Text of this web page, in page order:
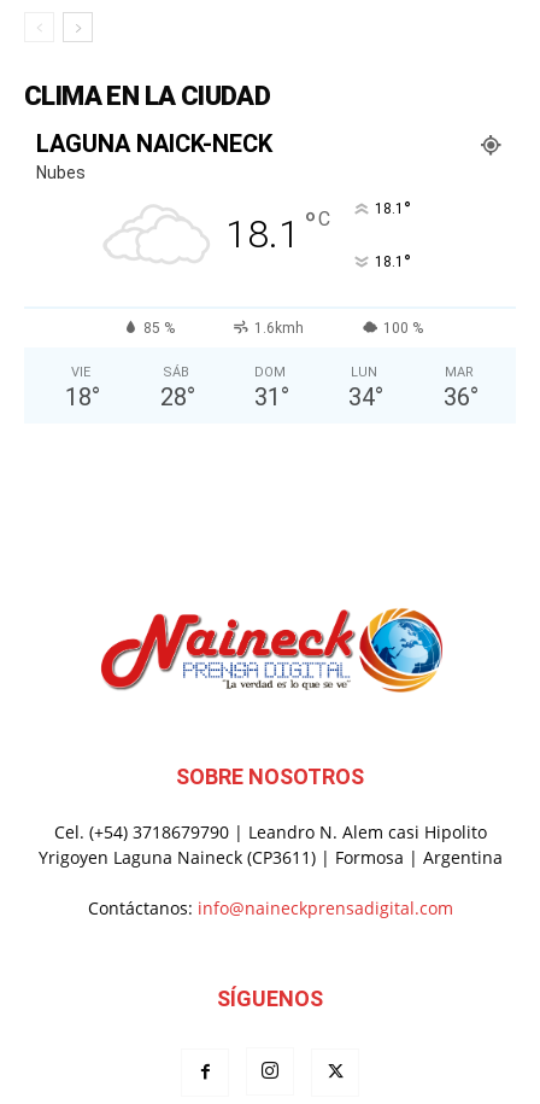
CLIMA EN LA CIUDAD
LAGUNA NAICK-NECK
Nubes
18.1 °C 18.1 °
18.1 °
85 % 1.6kmh 100 %
VIE
18°
SÁB
28°
DOM
31 °
LUN
34°
MAR
36°
SOBRE NOSOTROS
Cel. (+54) 3718679790 | Leandro N. Alem casi Hipolito
Yrigoyen Laguna Naineck (CP3611) | Formosa | Argentina
Contáctanos: info@naineckprensadigital.com
SÍGUENOS